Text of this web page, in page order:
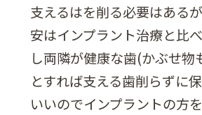
支えるはを削る必要はある
安はインプラント治療と比
し両隣が健康な歯(かぶせ物
とすれば支える歯削らずに
いいのでインプラントの方